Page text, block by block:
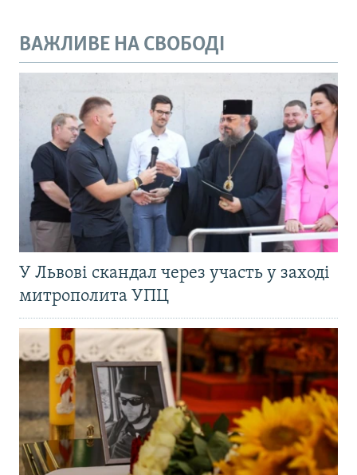
ВАЖЛИВЕ НА СВОБОДІ
У Львові скандал через участь у заході
митрополита УПЦ